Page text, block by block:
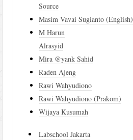
Source
Masim Vavai Sugianto (English)
M Harun
Alrasyid
Mira @yank Sahid
Raden Ajeng
Rawi Wahyudiono
Rawi Wahyudiono (Prakom)
Wijaya Kusumah
Labschool Jakarta